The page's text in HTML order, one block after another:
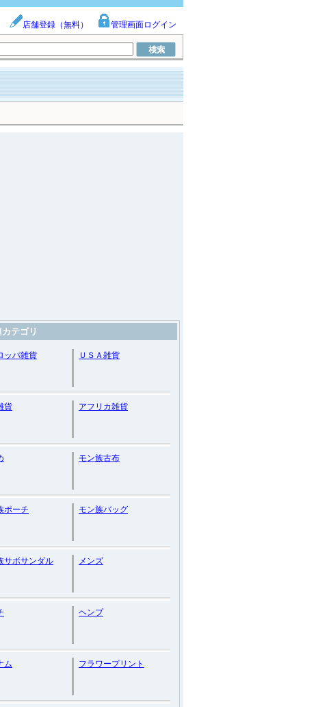
店舗登録（無料） 管理画面ログイン
カテゴリ
ッパ雑貨 ＵＳＡ雑貨
貨 アフリカ雑貨
モン族古布
ポーチ モン族バッグ
サボサンダル メンズ
ヘンプ
ム フラワープリント